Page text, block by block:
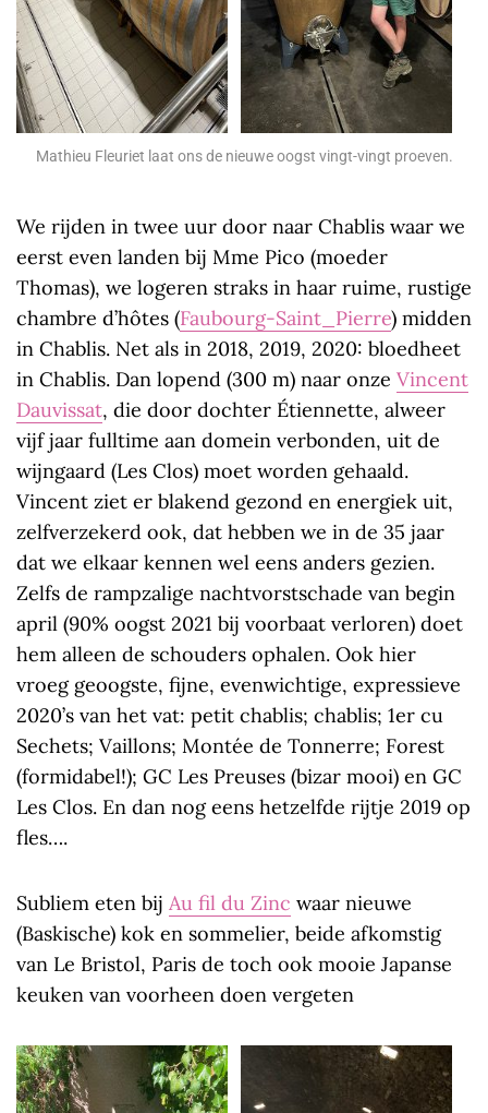
Mathieu Fleuriet laat ons de nieuwe oogst vingt-vingt proeven.
We rijden in twee uur door naar Chablis waar we
eerst even landen bij Mme Pico (moeder
Thomas), we logeren straks in haar ruime, rustige
chambre d’hôtes (Faubourg-Saint_Pierre) midden
in Chablis. Net als in 2018, 2019, 2020: bloedheet
in Chablis. Dan lopend (300 m) naar onze Vincent
Dauvissat, die door dochter Étiennette, alweer
vijf jaar fulltime aan domein verbonden, uit de
wijngaard (Les Clos) moet worden gehaald.
Vincent ziet er blakend gezond en energiek uit,
zelfverzekerd ook, dat hebben we in de 35 jaar
dat we elkaar kennen wel eens anders gezien.
Zelfs de rampzalige nachtvorstschade van begin
april (90% oogst 2021 bij voorbaat verloren) doet
hem alleen de schouders ophalen. Ook hier
vroeg geoogste, fijne, evenwichtige, expressieve
2020’s van het vat: petit chablis; chablis; 1er cu
Sechets; Vaillons; Montée de Tonnerre; Forest
(formidabel!); GC Les Preuses (bizar mooi) en GC
Les Clos. En dan nog eens hetzelfde rijtje 2019 op
fles….
Subliem eten bij Au fil du Zinc waar nieuwe
(Baskische) kok en sommelier, beide afkomstig
van Le Bristol, Paris de toch ook mooie Japanse
keuken van voorheen doen vergeten